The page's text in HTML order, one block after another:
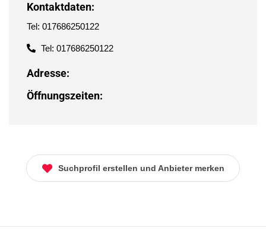
Kontaktdaten:
Tel: 017686250122
Tel: 017686250122
Adresse:
Öffnungszeiten:
Suchprofil erstellen und Anbieter merken